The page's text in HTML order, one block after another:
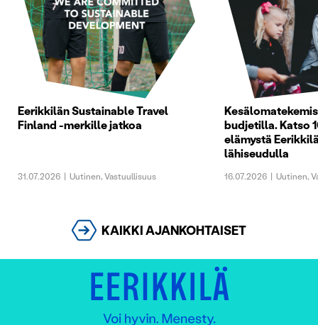
Eerikkilän Sustainable Travel
Finland -merkille jatkoa
31.07.2026 | Uutinen,Vastuullisuus
budjetilla. Katso
elämystä
lähiseudulla
16.07.2026 | Uutinen,
KAIKKI AJANKOHTAISET